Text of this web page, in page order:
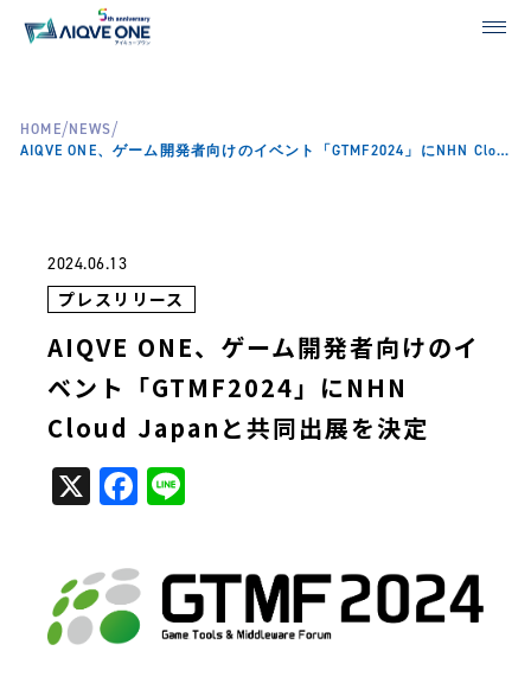
HOME/NEWS/
AIQVE ONE、ゲーム開発者向けのイベント「GTMF2024」にNHN Cloud Japanと共同出展を決定
2024.06.13
プレスリリース
AIQVE ONE、ゲーム開発者向けのイ
ベント「GTMF2024」にNHN
Cloud Japanと共同出展を決定
X Facebook